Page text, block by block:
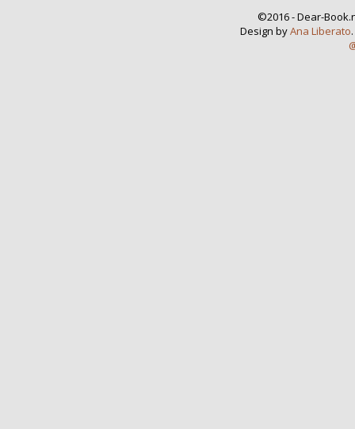
©2016 - Dear-
Design byAna Liberato